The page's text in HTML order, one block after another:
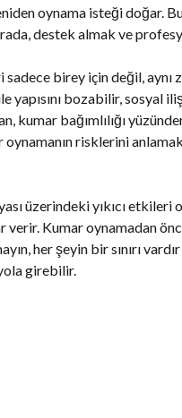
oynama isteği doğar.
destek almak ve
birey için değil,
yapısını bozabilir, sosyal
kumar bağımlılığı
oynamanın risklerini
üzerindeki yıkıcı
verir. Kumar oynamadan
her şeyin bir sınırı vardır
girebilir.